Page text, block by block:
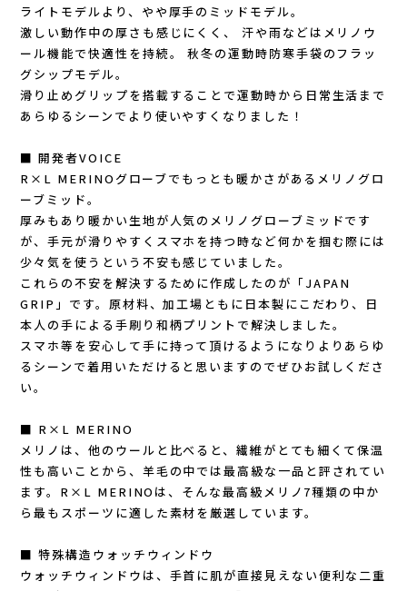
MMA(マウンテンマーシャルアーツ)
MOUNTAIN HARD WEAR(マウンテンハー
ドウェア)
MYSTERY RANCH (ミステリーランチ)
New Era(ニューエラ)
New-HALE(ニューハレ)
NNORMAL(ノーマル)
NORTEC (ノルテック)
ODLO (オドロ )
OLENO(オレノ)
OMM(オリジナルマウンテンマラソン)
On Running(オンランニング)
ライトモデルより、やや厚手のミッドモデル。
激しい動作中の厚さも感じにくく、 汗や雨などはメリノウ
ール機能で快適性を持続。 秋冬の運動時防寒手袋のフラッ
グシップモデル。
滑り止めグリップを搭載することで運動時から日常生活まで
あらゆるシーンでより使いやすくなりました！
■ 開発者VOICE
R×L MERINOグローブでもっとも暖かさがあるメリノグロ
ーブミッド。
厚みもあり暖かい生地が人気のメリノグローブミッドです
が、手元が滑りやすくスマホを持つ時など何かを掴む際には
少々気を使うという不安も感じていました。
これらの不安を解決するために作成したのが「JAPAN
GRIP」です。原材料、加工場ともに日本製にこだわり、日
本人の手による手刷り和柄プリントで解決しました。
スマホ等を安心して手に持って頂けるようになりよりあらゆ
るシーンで着用いただけると思いますのでぜひお試しくださ
い。
■ R×L MERINO
メリノは、他のウールと比べると、繊維がとても細くて保温
性も高いことから、羊毛の中では最高級な一品と評されてい
ます。R×L MERINOは、そんな最高級メリノ7種類の中か
ら最もスポーツに適した素材を厳選しています。
■ 特殊構造ウォッチウィンドウ
ウォッチウィンドウは、手首に肌が直接見えない便利な二重